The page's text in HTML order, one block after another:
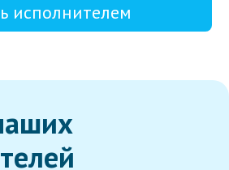
исполнителем